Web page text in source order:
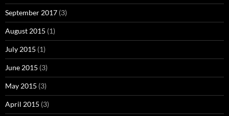
September 2017 (3)
August 2015 (1)
July 2015 (1)
June 2015 (3)
May 2015 (3)
April 2015 (3)